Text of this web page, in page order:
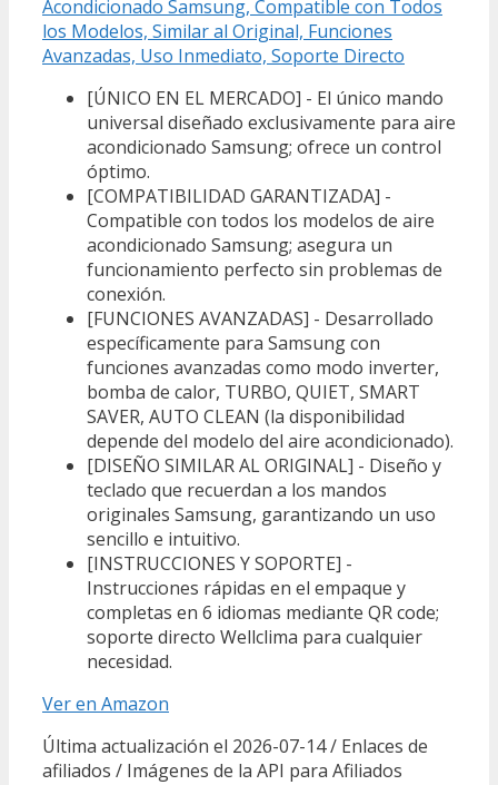
Acondicionado Samsung, Compatible con Todos
los Modelos, Similar al Original, Funciones
Avanzadas, Uso Inmediato, Soporte Directo
[ÚNICO EN EL MERCADO] - El único mando
universal diseñado exclusivamente para aire
acondicionado Samsung; ofrece un control
óptimo.
[COMPATIBILIDAD GARANTIZADA] -
Compatible con todos los modelos de aire
acondicionado Samsung; asegura un
funcionamiento perfecto sin problemas de
conexión.
[FUNCIONES AVANZADAS] - Desarrollado
específicamente para Samsung con
funciones avanzadas como modo inverter,
bomba de calor, TURBO, QUIET, SMART
SAVER, AUTO CLEAN (la disponibilidad
depende del modelo del aire acondicionado).
[DISEÑO SIMILAR AL ORIGINAL] - Diseño y
teclado que recuerdan a los mandos
originales Samsung, garantizando un uso
sencillo e intuitivo.
[INSTRUCCIONES Y SOPORTE] -
Instrucciones rápidas en el empaque y
completas en 6 idiomas mediante QR code;
soporte directo Wellclima para cualquier
necesidad.
Ver en Amazon
Última actualización el 2026-07-14 / Enlaces de
afiliados / Imágenes de la API para Afiliados